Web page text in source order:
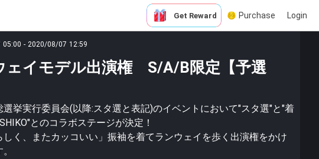
Get Reward Purchase Login
- 2020/08/07 12:59
ェイモデル出演権 S/A/B限定【予選
挙実行委員会(以降:スタ選と表記)のイベントにおいて"スタ選"と"着
とのコラボステージが決定！
しく、またカッコいい」振袖を着てランウェイを歩く出演権をかけ